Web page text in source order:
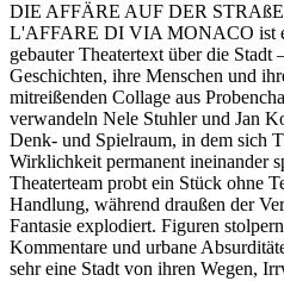
DIE AFFÄRE AUF DER
L'AFFARE DI VIA MONACO ist
gebauter Theatertext über die Stadt
Geschichten, ihre Menschen und
mitreißenden Collage aus
verwandeln Nele Stuhler und Jan
Denk‑ und Spielraum, in dem sich
Wirklichkeit permanent ineinander
Theaterteam probt ein Stück ohne
Handlung, während draußen der
Fantasie explodiert. Figuren
Kommentare und urbane
sehr eine Stadt von ihren Wegen,